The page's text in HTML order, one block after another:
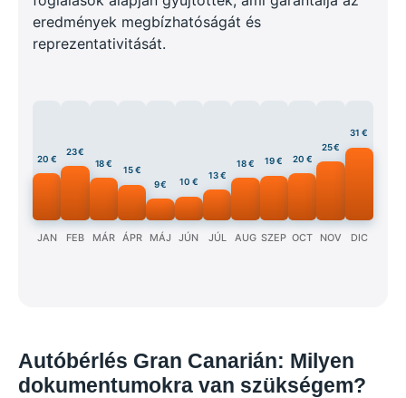
eredmények megbízhatóságát és
reprezentativitását.
20 €
JAN
23 €
FEB
18 €
MÁR
15 €
ÁPR
9 €
MÁJ
10 €
JÚN
13 €
JÚL
18 €
AUG
19 €
SZEP
20 €
OCT
25 €
NOV
31 €
DIC
Autóbérlés Gran Canarián: Milyen
dokumentumokra van szükségem?